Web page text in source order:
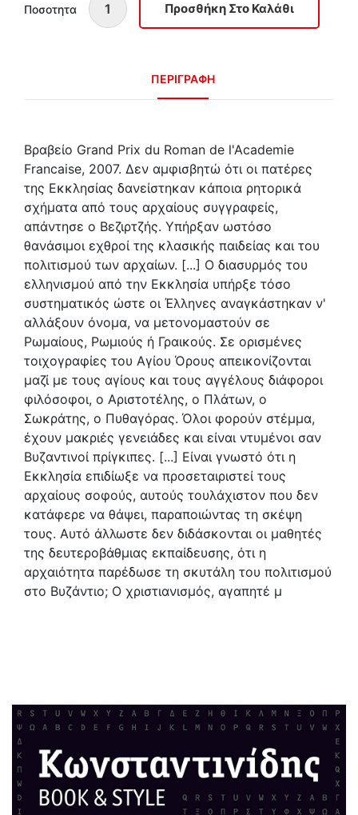
Ποσοτητα
ΠΕΡΙΓΡΑΦΗ
Βραβείο Grand Prix du Roman de l'Academie
Francaise, 2007. Δεν αμφισβητώ ότι οι πατέρες
της Εκκλησίας δανείστηκαν κάποια ρητορικά
σχήματα από τους αρχαίους συγγραφείς,
απάντησε ο Βεζιρτζής. Υπήρξαν ωστόσο
θανάσιμοι εχθροί της κλασικής παιδείας και του
πολιτισμού των αρχαίων. [...] Ο διασυρμός του
ελληνισμού από την Εκκλησία υπήρξε τόσο
συστηματικός ώστε οι Έλληνες αναγκάστηκαν ν'
αλλάξουν όνομα, να μετονομαστούν σε
Ρωμαίους, Ρωμιούς ή Γραικούς. Σε ορισμένες
τοιχογραφίες του Αγίου Όρους απεικονίζονται
μαζί με τους αγίους και τους αγγέλους διάφοροι
φιλόσοφοι, ο Αριστοτέλης, ο Πλάτων, ο
Σωκράτης, ο Πυθαγόρας. Όλοι φορούν στέμμα,
έχουν μακριές γενειάδες και είναι ντυμένοι σαν
Βυζαντινοί πρίγκιπες. [...] Είναι γνωστό ότι η
Εκκλησία επιδίωξε να προσεταιριστεί τους
αρχαίους σοφούς, αυτούς τουλάχιστον που δεν
κατάφερε να θάψει, παραποιώντας τη σκέψη
τους. Αυτό άλλωστε δεν διδάσκονται οι μαθητές
της δευτεροβάθμιας εκπαίδευσης, ότι η
αρχαιότητα παρέδωσε τη σκυτάλη του πολιτισμού
στο Βυζάντιο; Ο χριστιανισμός, αγαπητέ μ